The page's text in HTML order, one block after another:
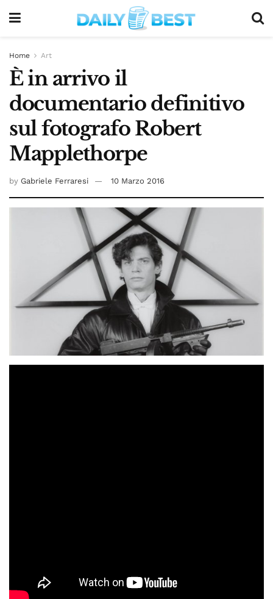
Home Art
È in arrivo il
documentario definitivo
sul fotografo Robert
Mapplethorpe
by Gabriele Ferraresi 10 Marzo 2016